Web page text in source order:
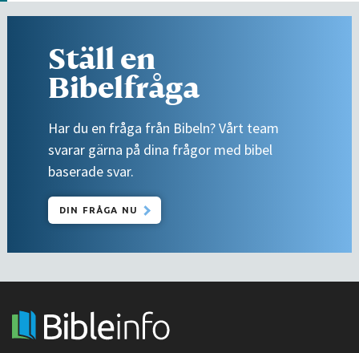
Ställ en
Bibelfråga
Har du en fråga från Bibeln? Vårt team
svarar gärna på dina frågor med bibel
baserade svar.
DIN FRÅGA NU